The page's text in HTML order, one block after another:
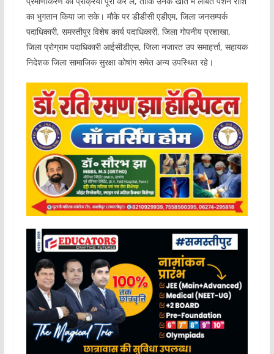
का भुगतान किया जा सके। मौके पर डीडीसी एडीएम, जिला जनसम्पर्क
पदाधिकारी, समस्तीपुर विशेष कार्य पदाधिकारी, जिला गोपनीय प्रशाखा,
जिला प्रोग्राम पदाधिकारी आईसीडीएस, जिला नजारत उप समाहर्त्ता, सहायक
निदेशक जिला सामाजिक सुरक्षा कोषांग समेत अन्य उपस्थित रहे।